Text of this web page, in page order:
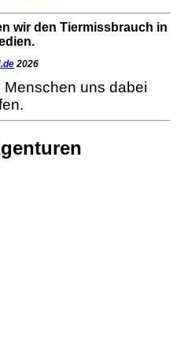
wir den Tiermissbrauch in
2026
Menschen uns dabei